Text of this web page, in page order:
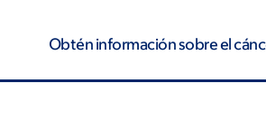
Obtén información sobre el